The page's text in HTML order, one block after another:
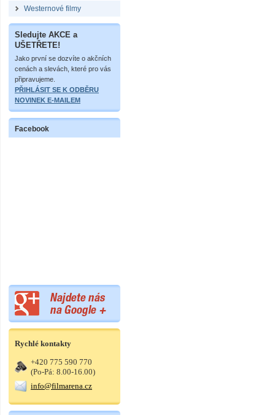
Westernové filmy
Sledujte AKCE a
UŠETŘETE!
Jako první se dozvíte o akčních
cenách a slevách, které pro vás
připravujeme.
PŘIHLÁSIT SE K ODBĚRU
NOVINEK E-MAILEM
Facebook
Rychlé kontakty
+420 775 590 770
(Po-Pá: 8.00-16.00)
info@filmarena.cz